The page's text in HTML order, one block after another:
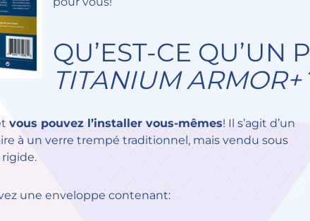
QU’EST-CE QU’UN
TITANIUM ARMOR+
vous pouvez l’installer vous-mêmes! Il s’agit d’un
à un verre trempé traditionnel, mais vendu sous
une enveloppe contenant: